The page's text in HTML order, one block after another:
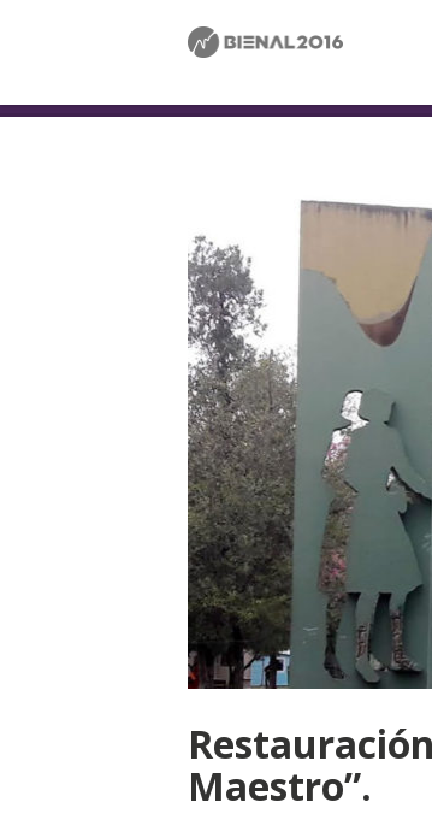
Maestro”.